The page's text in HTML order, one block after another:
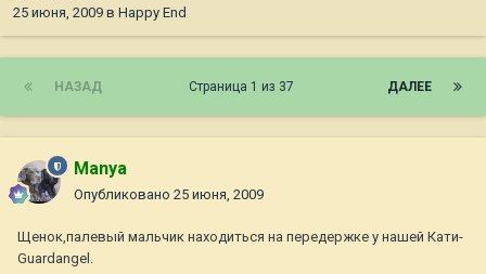
25 июня, 2009 в Happy End
НАЗАД ДАЛЕЕ
Страница 1 из 37
Manya
Опубликовано 25 июня, 2009
Щенок,палевый мальчик находиться на передержке у нашей Кати-
Guardangel.